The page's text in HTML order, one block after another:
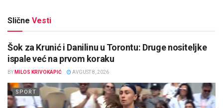
Slične Vesti
Šok za Krunić i Danilinu u Torontu: Druge nositeljke
ispale već na prvom koraku
BY MILOS KRIVOKAPIĆ AVGUST 8, 2026
SPORT